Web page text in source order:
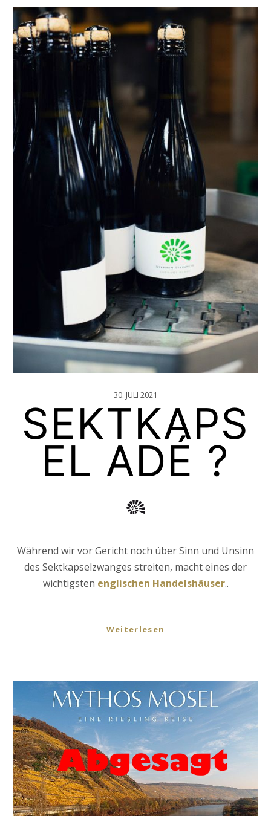
30. JULI 2021
SEKTKAPS
EL ADÉ ?
Während wir vor Gericht noch über Sinn und Unsinn
des Sektkapselzwanges streiten, macht eines der
wichtigsten englischen Handelshäuser..
Weiterlesen